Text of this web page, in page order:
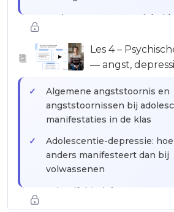
De impact op aanwezigheid,
Het Individueel
wat het is, wat het omvat,
▶
Les 4 –
— angst,
Algemene angststoornis en
angststoornissen bij
manifestaties in de klas
Adolescentie-depressie:
anders manifesteert dan bij
volwassenen
Schoolfobie (of angst voor